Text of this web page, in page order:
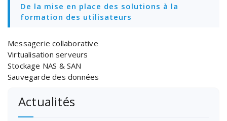
De la mise en place des solutions à la
formation des utilisateurs
Messagerie collaborative
Virtualisation serveurs
Stockage NAS & SAN
Sauvegarde des données
Actualités